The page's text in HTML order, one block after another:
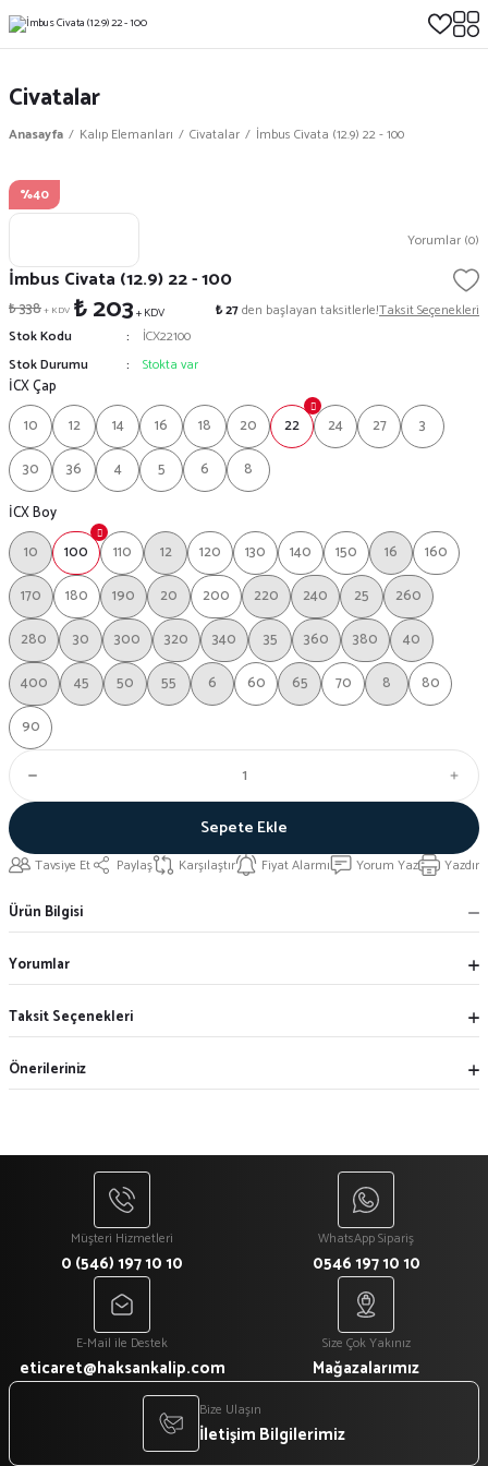
Civatalar
Anasayfa Kalıp Elemanları Civatalar İmbus Civata (12.9) 22 - 100
%40
Yorumlar (0)
İmbus Civata (12.9) 22 - 100
₺ 338+ KDV ₺ 203+ KDV ₺ 27den başlayan taksitlerle!Taksit Seçenekleri
Stok Kodu
İCX22100
Stok Durumu
Stokta var
İCX Çap
10
12 14 16 18 20 22 24 27
3
30
36 4 5 6
8
İCX Boy
10
100 110 12 120 130 140 150 16
160
170
180 190 20 200 220 240 25
260
280
30 300 320 340 35 360 380
40
400
45 50 55 6 60 65 70 8
80
90
Sepete Ekle
Tavsiye Et Paylaş Karşılaştır Fiyat Alarmı Yorum Yaz Yazdır
Ürün Bilgisi
Yorumlar
Taksit Seçenekleri
Önerileriniz
Müşteri Hizmetleri
0 (546) 197 10 10
WhatsApp Sipariş
0546 197 10 10
E-Mail ile Destek
eticaret@haksankalip.com
Size Çok Yakınız
Mağazalarımız
Bize Ulaşın
İletişim Bilgilerimiz